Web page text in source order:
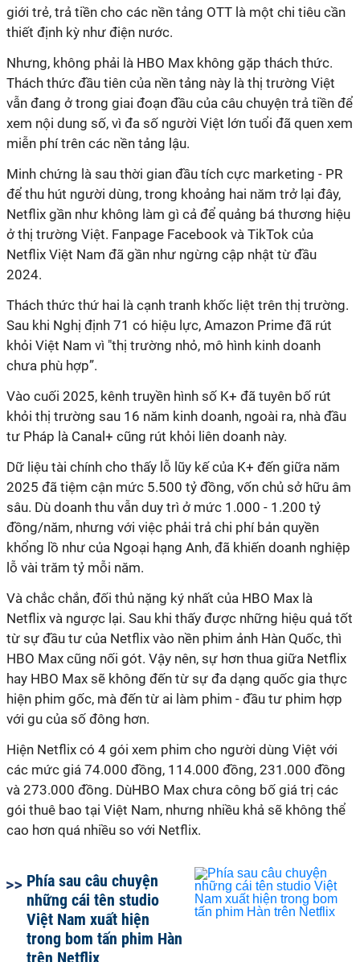
giới trẻ, trả tiền cho các nền tảng OTT là một chi tiêu cần
thiết định kỳ như điện nước.
Nhưng, không phải là HBO Max không gặp thách thức.
Thách thức đầu tiên của nền tảng này là thị trường Việt
vẫn đang ở trong giai đoạn đầu của câu chuyện trả tiền để
xem nội dung số, vì đa số người Việt lớn tuổi đã quen xem
miễn phí trên các nền tảng lậu.
Minh chứng là sau thời gian đầu tích cực marketing - PR
để thu hút người dùng, trong khoảng hai năm trở lại đây,
Netflix gần như không làm gì cả để quảng bá thương hiệu
ở thị trường Việt. Fanpage Facebook và TikTok của
Netflix Việt Nam đã gần như ngừng cập nhật từ đầu
2024.
Thách thức thứ hai là cạnh tranh khốc liệt trên thị trường.
Sau khi Nghị định 71 có hiệu lực, Amazon Prime đã rút
khỏi Việt Nam vì "thị trường nhỏ, mô hình kinh doanh
chưa phù hợp”.
Vào cuối 2025, kênh truyền hình số K+ đã tuyên bố rút
khỏi thị trường sau 16 năm kinh doanh, ngoài ra, nhà đầu
tư Pháp là Canal+ cũng rút khỏi liên doanh này.
Dữ liệu tài chính cho thấy lỗ lũy kế của K+ đến giữa năm
2025 đã tiệm cận mức 5.500 tỷ đồng, vốn chủ sở hữu âm
sâu. Dù doanh thu vẫn duy trì ở mức 1.000 - 1.200 tỷ
đồng/năm, nhưng với việc phải trả chi phí bản quyền
khổng lồ như của Ngoại hạng Anh, đã khiến doanh nghiệp
lỗ vài trăm tỷ mỗi năm.
Và chắc chắn, đối thủ nặng ký nhất của HBO Max là
Netflix và ngược lại. Sau khi thấy được những hiệu quả tốt
từ sự đầu tư của Netflix vào nền phim ảnh Hàn Quốc, thì
HBO Max cũng nối gót. Vậy nên, sự hơn thua giữa Netflix
hay HBO Max sẽ không đến từ sự đa dạng quốc gia thực
hiện phim gốc, mà đến từ ai làm phim - đầu tư phim hợp
với gu của số đông hơn.
Hiện Netflix có 4 gói xem phim cho người dùng Việt với
các mức giá 74.000 đồng, 114.000 đồng, 231.000 đồng
và 273.000 đồng. DùHBO Max chưa công bố giá trị các
gói thuê bao tại Việt Nam, nhưng nhiều khả sẽ không thể
cao hơn quá nhiều so với Netflix.
Phía sau câu chuyện
những cái tên studio
Việt Nam xuất hiện
trong bom tấn phim Hàn
trên Netflix